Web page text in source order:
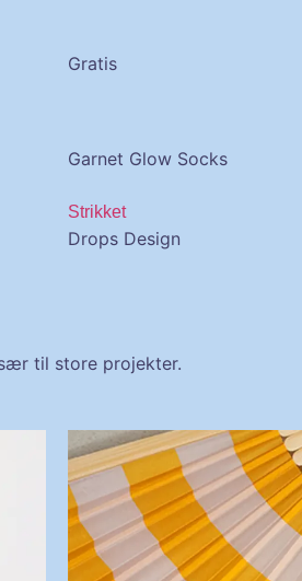
Gratis
Garnet Glow Socks
Strikket
Drops Design
til store projekter.